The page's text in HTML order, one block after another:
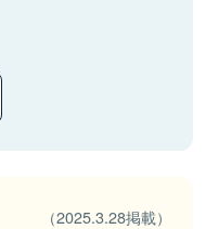
（2025.3.28掲載）